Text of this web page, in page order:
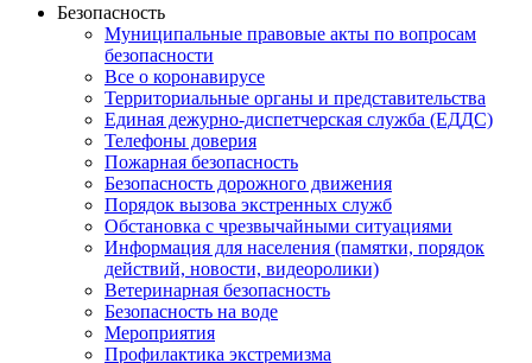
Безопасность
Муниципальные правовые акты по вопросам
безопасности
Все о коронавирусе
Территориальные органы и представительства
Единая дежурно-диспетчерская служба (ЕДДС)
Телефоны доверия
Пожарная безопасность
Безопасность дорожного движения
Порядок вызова экстренных служб
Обстановка с чрезвычайными ситуациями
Информация для населения (памятки, порядок
действий, новости, видеоролики)
Ветеринарная безопасность
Безопасность на воде
Мероприятия
Профилактика экстремизма